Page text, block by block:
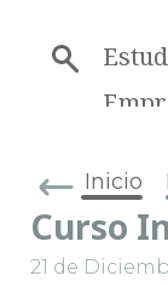
Inicio
Curso
21 de